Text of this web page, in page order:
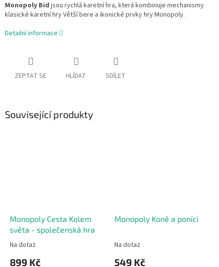
Monopoly Bid jsou rychlá karetní hra, která kombinuje mechanismy
klasické karetní hry Větší bere a ikonické prvky hry Monopoly.
Detailní informace
ZEPTAT SE HLÍDAT SDÍLET
Související produkty
Monopoly Cesta Kolem
světa - společenská hra
Na dotaz
899 Kč
Monopoly Koně a poníci
Na dotaz
549 Kč